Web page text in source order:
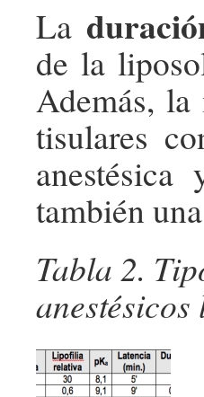
La
de la
Además,
tisulares
también
Tabla 2.
anestésicos